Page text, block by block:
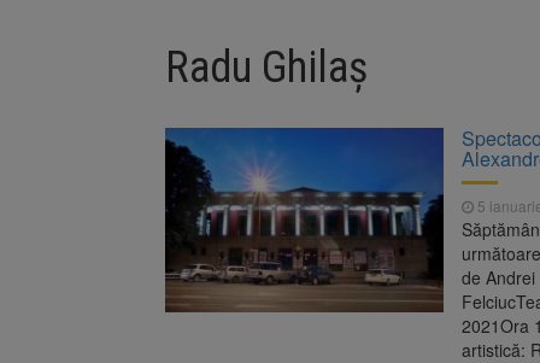
8 august 2026
Trafic
Dosar
8 august 2026 8 august
Radu Ghilaș
5
de
2021Ora
artistică: